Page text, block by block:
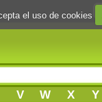
V W X Y
el uso de cookies